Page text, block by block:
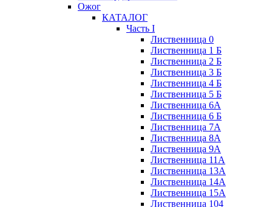
Ожог
КАТАЛОГ
Часть I
Лиственница 0
Лиственница 1 Б
Лиственница 2 Б
Лиственница 3 Б
Лиственница 4 Б
Лиственница 5 Б
Лиственница 6А
Лиственница 6 Б
Лиственница 7А
Лиственница 8А
Лиственница 9А
Лиственница 11А
Лиственница 13А
Лиственница 14А
Лиственница 15А
Лиственница 104